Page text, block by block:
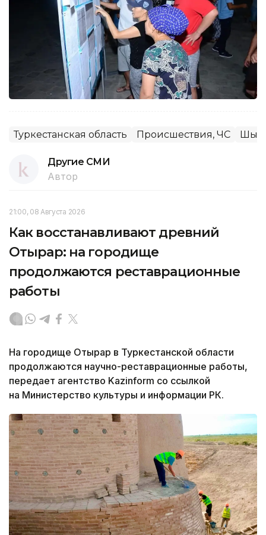
Туркестанская область Происшествия, ЧС
Другие СМИ
Автор
21:00, 08 Августа 2026
Как восстанавливают древний
Отырар: на городище
продолжаются реставрационные
работы
На городище Отырар в Туркестанской области
продолжаются научно-реставрационные работы,
передает агентство Kazinform со ссылкой
на Министерство культуры и информации РК.